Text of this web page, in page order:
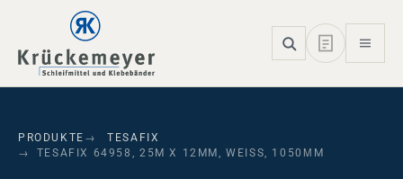
Skip to main navigation
Skip to main content
Skip to page footer
PRODUKTE
TESAFIX
TESAFIX 64958, 25M X 12MM, WEISS, 1050ΜM